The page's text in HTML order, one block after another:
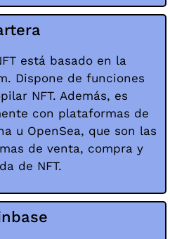
está basado en la
Dispone de funciones
NFT. Además, es
con plataformas de
u OpenSea, que son las
de venta, compra y
de NFT.